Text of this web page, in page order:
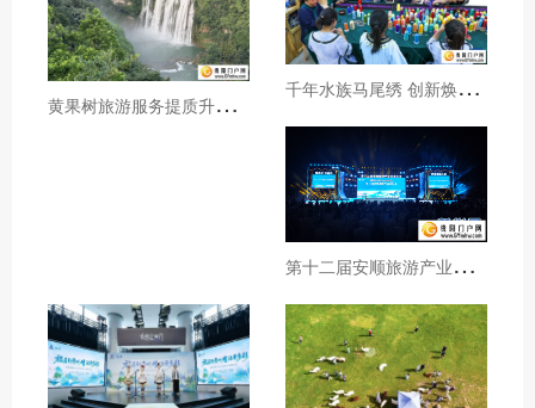
黄
果树旅游服务提质升级暖心护航游客行程 千
年水族马尾绣 创新焕发新生机
第
十二届安顺旅游产业发展大会开幕